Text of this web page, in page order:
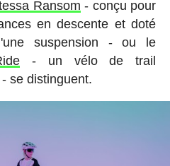
Ransom - conçu pour
en descente et doté
suspension - ou le
- un vélo de trail
se distinguent.